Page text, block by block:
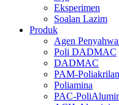
Eksperimen
Soalan Lazim
Produk
Agen
Poli DADMAC
DADMAC
PAM-
Poliamina
PAC-